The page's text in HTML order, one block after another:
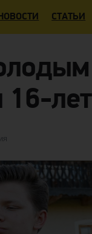
НОВОСТИ СТАТЬИ
16-